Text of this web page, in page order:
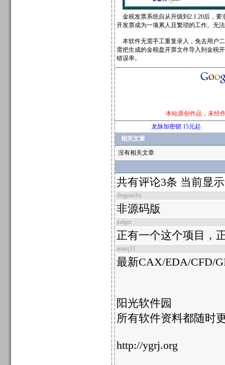
金税发票系统自从升级到2.1.20后，要
开发票成为一项累人且繁琐的工作。无
本软件无需手工重复录入，免去用户
需把生成的金税盘开票文件导入到金税
错误率。
本站原创作品，未经
龙脉加密锁 15元起
相关文章
没有相关文章
共有评论3条 当前显
dragoncbx
非源码版
judger
正有一个这个项目，
asasq11
最新CAX/EDA/CFD/
阳光软件园
所有软件资料都随时
http://ygrj.org